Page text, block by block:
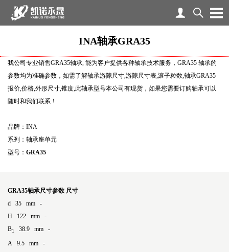
INA轴承GRA35
我公司专业销售GRA35轴承, 能为客户提供各种轴承技术服务，GRA35 轴承的
参数均为准确参数，如需了解轴承游隙尺寸,游隙尺寸表,滚子粒数,轴承GRA35
报价,价格,外形尺寸,锥度,此轴承型号本公司有现货，如果您需要订购轴承可以
随时和我们联系！
品牌：INA
系列：轴承座单元
型号： GRA35
GRA35轴承尺寸参数 尺寸
d 35 mm -
H 122 mm -
B1 38.9 mm -
A 9.5 mm -